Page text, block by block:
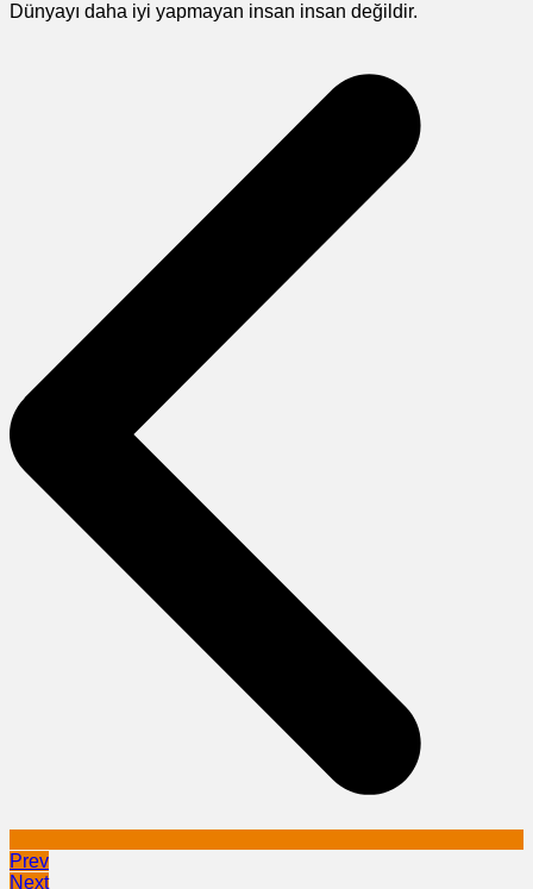
Dünyayı daha iyi yapmayan insan insan değildir.
Prev
Next